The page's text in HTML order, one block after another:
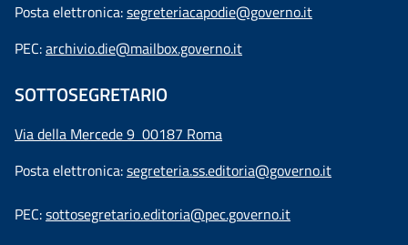
Posta elettronica:segreteriacapodie@governo.it
PEC:archivio.die@mailbox.governo.it
SOTTOSEGRETARIO
Via della Mercede 9 00187 Roma
Posta elettronica:segreteria.ss.editoria@governo.it
PEC:sottosegretario.editoria@pec.governo.it